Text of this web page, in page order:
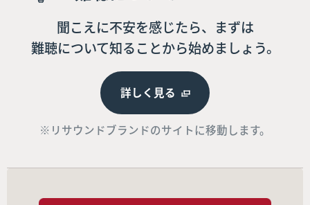
聞こえに不安を感じたら、まずは
難聴について知ることから始めましょう。
詳しく見る
※リサウンドブランドのサイトに移動します。